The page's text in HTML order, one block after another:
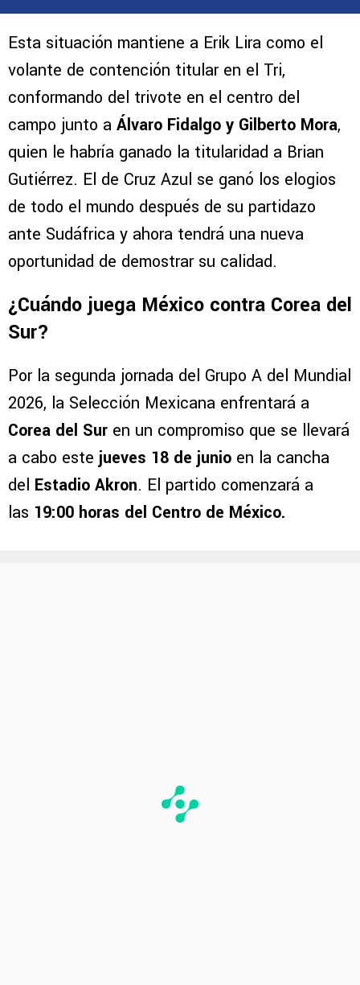
Esta situación mantiene a Erik Lira como el
volante de contención titular en el Tri,
conformando del trivote en el centro del
campo junto a Álvaro Fidalgo y Gilberto Mora,
quien le habría ganado la titularidad a Brian
Gutiérrez. El de Cruz Azul se ganó los elogios
de todo el mundo después de su partidazo
ante Sudáfrica y ahora tendrá una nueva
oportunidad de demostrar su calidad.
¿Cuándo juega México contra Corea del
Sur?
Por la segunda jornada del Grupo A del Mundial
2026, la Selección Mexicana enfrentará a
Corea del Sur en un compromiso que se llevará
a cabo este jueves 18 de junio en la cancha
del Estadio Akron. El partido comenzará a
las 19:00 horas del Centro de México.